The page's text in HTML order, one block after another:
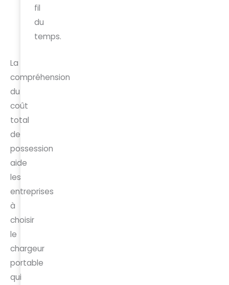
fil
du
temps.
La
compréhension
du
coût
total
de
possession
aide
les
entreprises
à
choisir
le
chargeur
portable
qui